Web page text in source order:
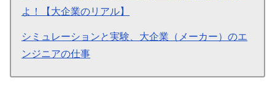
よ！【大企業のリアル】
シミュレーションと実験、大企業（メーカー）のエ
ンジニアの仕事